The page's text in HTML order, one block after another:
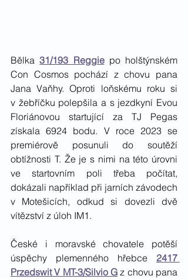
Bělka 31/193 Reggie po holštýnském
Con Cosmos pochází z chovu pana
Jana Vaňhy. Oproti loňskému roku si
v žebříčku polepšila a s jezdkyní Evou
Floriánovou startující za TJ Pegas
získala 6924 bodu. V roce 2023 se
premiérově posunuli do soutěží
obtížnosti T. Že je s nimi na této úrovni
ve startovním poli třeba počítat,
dokázali například při jarních závodech
v Motešicích, odkud si dovezli dvě
vítězství z úloh IM1.
České i moravské chovatele potěší
úspěchy plemenného hřebce 2417
Przedswit V MT-3/Silvio G z chovu pana